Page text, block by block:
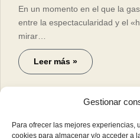
Gestionar
Para ofrecer las mejores experiencias,
cookies para almacenar y/o acceder a
En un momento en el que la
entre la espectacularidad y el
mirar…
Leer más »